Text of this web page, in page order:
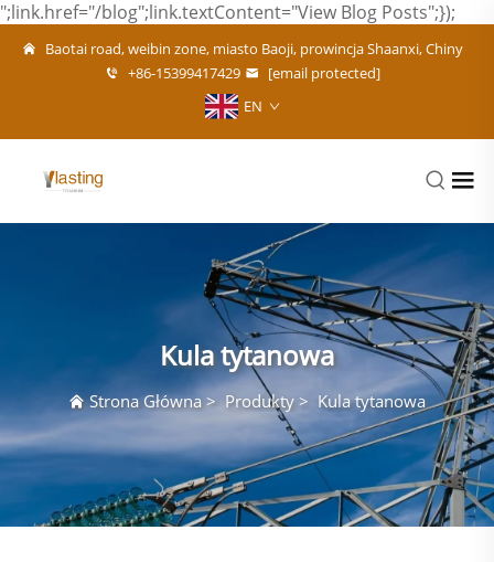
";link.href="/blog";link.textContent="View Blog Posts";});
Baotai road, weibin zone, miasto Baoji, prowincja Shaanxi, Chiny
+86-15399417429
[email protected]
EN
Kula tytanowa
Strona Główna > Produkty > Kula tytanowa